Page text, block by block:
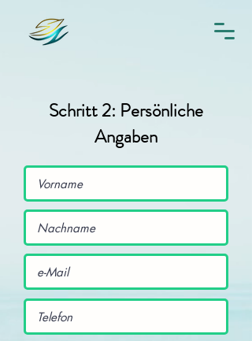
Schritt 2: Persönliche
Angaben